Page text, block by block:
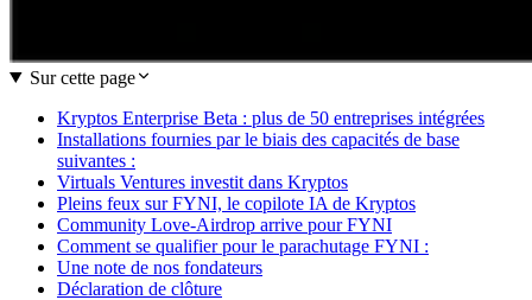
Sur cette page
Kryptos Enterprise Beta : plus de 50 entreprises intégrées
Installations fournies par le biais des capacités de base
suivantes :
Virtuals Ventures investit dans Kryptos
Pleins feux sur FYNI, le copilote IA de Kryptos
Community Love-Airdrop arrive pour FYNI
Comment se qualifier pour le parachutage FYNI :
Une note de nos fondateurs
Déclaration de clôture